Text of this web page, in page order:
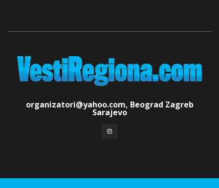
organizatori@yahoo.com, Beograd Zagreb
Sarajevo